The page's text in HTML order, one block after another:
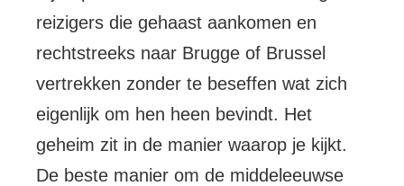
reizigers die gehaast aankomen en
rechtstreeks naar Brugge of Brussel
vertrekken zonder te beseffen wat zich
eigenlijk om hen heen bevindt. Het
geheim zit in de manier waarop je kijkt.
De beste manier om de middeleeuwse